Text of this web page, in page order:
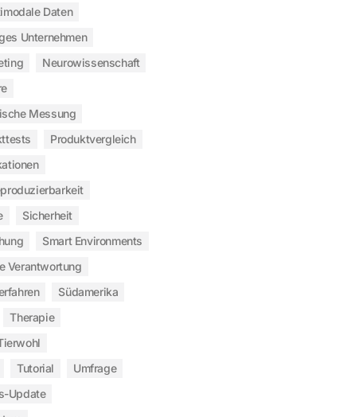
Daten
Unternehmen
Neurowissenschaft
Messung
Produktvergleich
Sicherheit
Smart Environments
Verantwortung
Südamerika
Therapie
Tutorial
Umfrage
Update